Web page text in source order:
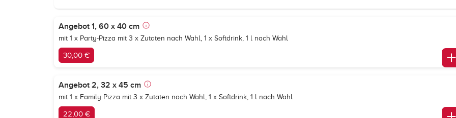
Angebot 1, 60 x 40 cm
mit 1 x Party-Pizza mit 3 x Zutaten nach Wahl, 1 x Softdrink, 1 l nach Wahl
30,00 €
Angebot 2, 32 x 45 cm
mit 1 x Family Pizza mit 3 x Zutaten nach Wahl, 1 x Softdrink, 1 l nach Wahl
22,00 €